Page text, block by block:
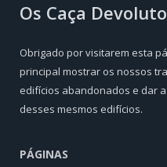
Os Caça
Obrigado por visitarem esta
principal mostrar os nossos
edifícios abandonados e dar
desses mesmos edifícios.
PÁGINAS